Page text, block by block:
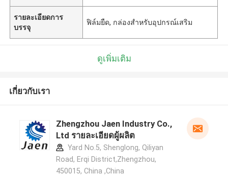
รายละเอียดการ
บรรจุ
ฟิล์มยืด, กล่องสำหรับอุปกรณ์เสริม
ดูเพิ่มเติม
เกี่ยวกับเรา
Zhengzhou Jaen Industry Co.,
Ltd รายละเอียดผู้ผลิต
Yard No.5, Shenglong, Qiliyan
Road, Erqi District,Zhengzhou,
450015, China ,China